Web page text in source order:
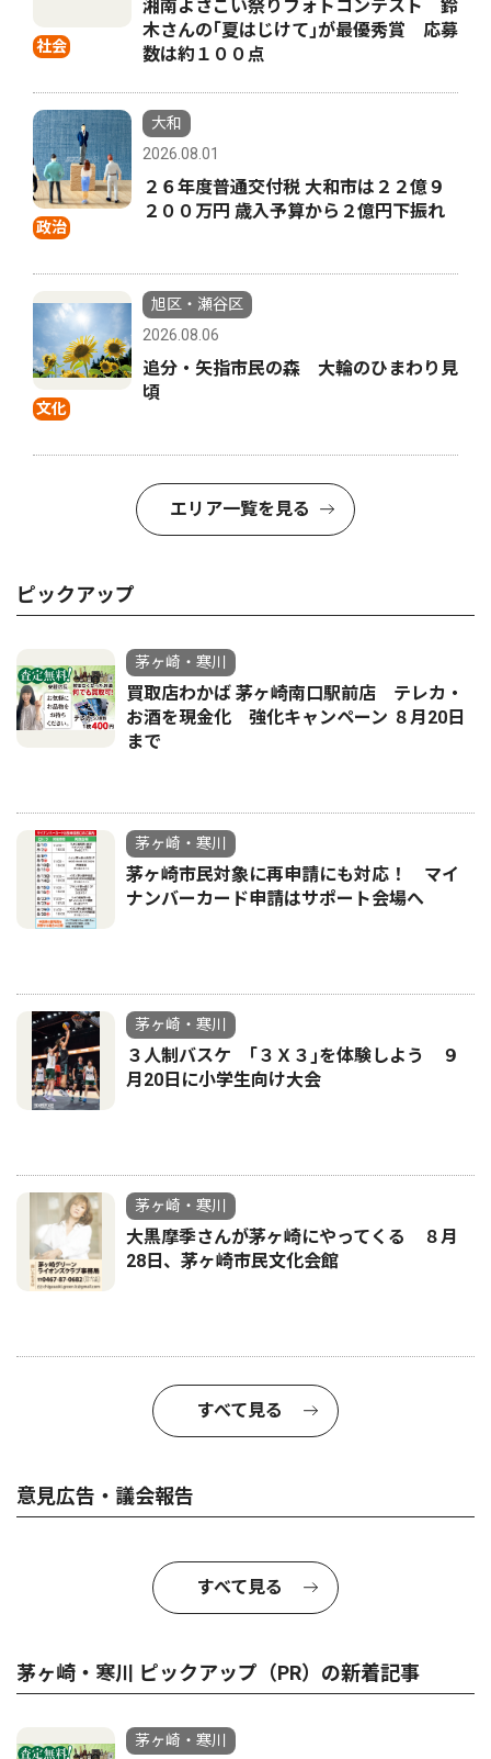
社会
湘南よさこい祭りフォトコンテスト 鈴
木さんの｢夏はじけて｣が最優秀賞 応募
数は約１００点
政治
大和
2026.08.01
２６年度普通交付税 大和市は２２億９
２００万円 歳入予算から２億円下振れ
文化
旭区・瀬谷区
2026.08.06
追分・矢指市民の森 大輪のひまわり見
頃
エリア一覧を見る
ピックアップ
茅ヶ崎・寒川
買取店わかば 茅ヶ崎南口駅前店 テレカ・
お酒を現金化 強化キャンペーン ８月20日
まで
茅ヶ崎・寒川
茅ヶ崎市民対象に再申請にも対応！ マイ
ナンバーカード申請はサポート会場へ
茅ヶ崎・寒川
３人制バスケ ｢３Ｘ３｣を体験しよう ９
月20日に小学生向け大会
茅ヶ崎・寒川
大黒摩季さんが茅ヶ崎にやってくる ８月
28日、茅ヶ崎市民文化会館
すべて見る
意見広告・議会報告
すべて見る
茅ヶ崎・寒川 ピックアップ（PR）の新着記事
茅ヶ崎・寒川